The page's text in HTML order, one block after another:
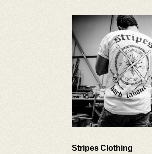
Stripes Clothing